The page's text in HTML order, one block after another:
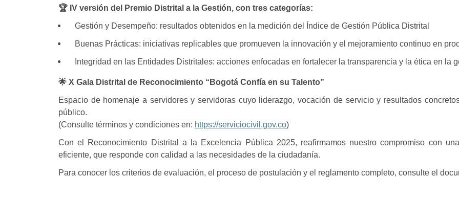
🏆 IV versión del Premio Distrital a la Gestión, con tres categorías:
Gestión y Desempeño: resultados obtenidos en la medición del Índice de Gestión Pública Distrital
Buenas Prácticas: iniciativas replicables que promueven la innovación y el mejoramiento continuo en
Integridad en las Entidades Distritales: acciones enfocadas en fortalecer la transparencia y la ética en la
🌟 X Gala Distrital de Reconocimiento “Bogotá Confía en su Talento”
Espacio de homenaje a servidores y servidoras cuyo liderazgo, vocación de servicio y resultados
público.
(Consulte términos y condiciones en: https://serviciocivil.gov.co)
Con el Reconocimiento Distrital a la Excelencia Pública 2025, reafirmamos nuestro compromiso con
eficiente, que responde con calidad a las necesidades de la ciudadanía.
Para conocer los criterios de evaluación, el proceso de postulación y el reglamento completo, consulte el